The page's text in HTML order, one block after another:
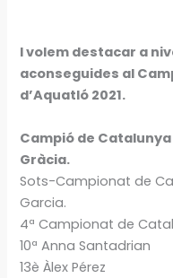
I volem destacar a
aconseguides al
d’Aquatló 2021.
Campió de
Gràcia.
Sots-Campionat de
Garcia.
4ª Campionat de
10ª Anna Santadrian
13è Àlex Pérez